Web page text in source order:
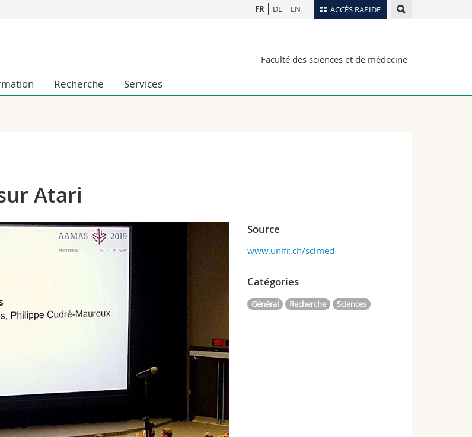
ACCÈS RAPIDE
et management
Médias
Chercheurs
Plan d'accès
Webmail
FR DE EN
Faculté des sciences et de médecine
Recherche Services
Atari
Source
www.unifr.ch/scimed
Catégories
Général Recherche Sciences